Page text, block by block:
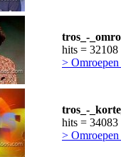
tros_-
hits = 32108
>
tros_-
hits = 34083
>